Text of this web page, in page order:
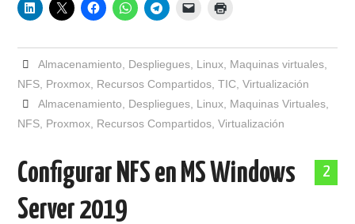
Almacenamiento Despliegues, Linux, Maquinas virtuales,
NFS Proxmox Recursos Compartidos ,TIC ,Virtualización
Almacenamiento
Despliegues, Linux, Maquinas Virtuales,
NFS Proxmox Recursos Compartidos ,Virtualización
2
Configurar NFS en MS Windows
Server 2019